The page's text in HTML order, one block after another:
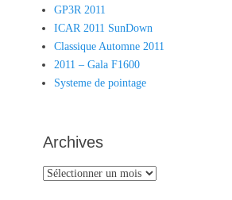
GP3R 2011
ICAR 2011 SunDown
Classique Automne 2011
2011 – Gala F1600
Systeme de pointage
Archives
Archives